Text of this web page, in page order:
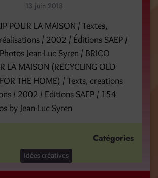
13 juin 2013
POUR LA MAISON / Textes,
/ 2002 / Éditions SAEP /
Jean-Luc Syren / BRICO
LA MAISON (RECYCLING OLD
THE HOME) / Texts, creations
/ 2002 / Editions SAEP / 154
by Jean-Luc Syren
Catégories
Idées créatives